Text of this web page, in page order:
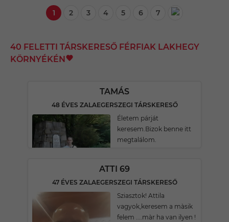
1 2 3 4 5 6 7
40 FELETTI TÁRSKERESŐ FÉRFIAK LAKHEGY
KÖRNYÉKÉN
TAMÁS
48 ÉVES ZALAEGERSZEGI TÁRSKERESŐ
Életem párját
keresem.Bizok benne itt
megtalálom.
ATTI 69
47 ÉVES ZALAEGERSZEGI TÁRSKERESŐ
Sziasztok! Attila
vagyok,keresem a màsik
felem ....màr ha van ilyen !